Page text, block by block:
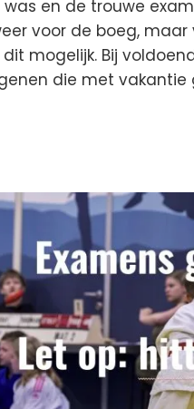
was en de trouwe
voor de boeg, maar
mogelijk. Bij
die met